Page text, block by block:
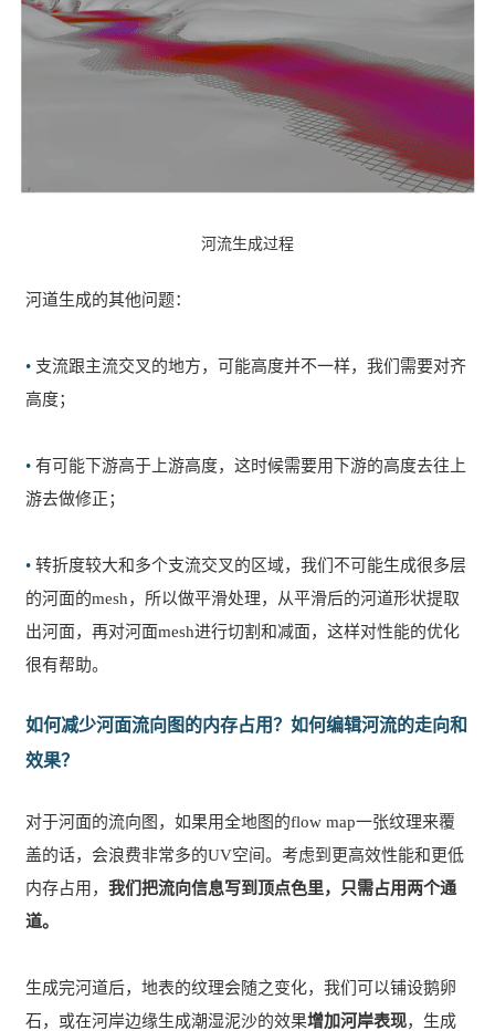
河流生成过程
河道生成的其他问题：
• 支流跟主流交叉的地方，可能高度并不一样，我们需要对齐
高度；
• 有可能下游高于上游高度，这时候需要用下游的高度去往上
游去做修正；
• 转折度较大和多个支流交叉的区域，我们不可能生成很多层
的河面的mesh，所以做平滑处理，从平滑后的河道形状提取
出河面，再对河面mesh进行切割和减面，这样对性能的优化
很有帮助。
如何减少河面流向图的内存占用？如何编辑河流的走向和
效果？
对于河面的流向图，如果用全地图的flow map一张纹理来覆
盖的话，会浪费非常多的UV空间。考虑到更高效性能和更低
内存占用， 我们把流向信息写到顶点色里，只需占用两个通
道。
生成完河道后，地表的纹理会随之变化，我们可以铺设鹅卵
石，或在河岸边缘生成潮湿泥沙的效果增加河岸表现，生成